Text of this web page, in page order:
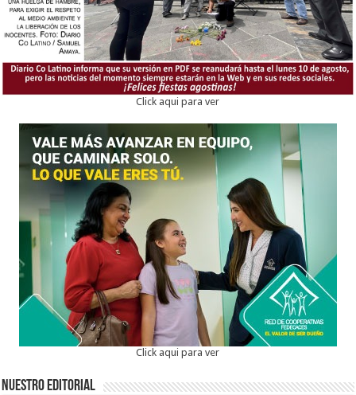
Click aqui para ver
Click aqui para ver
Nuestro Editorial